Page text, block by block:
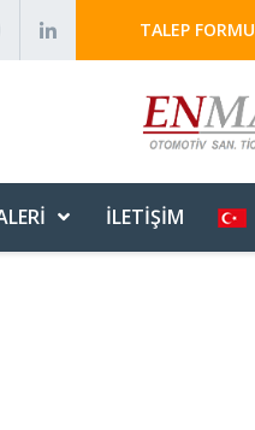
TALEP FORMU
İLETIŞIM